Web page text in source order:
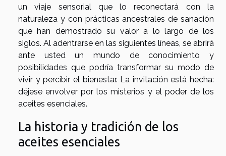
un viaje sensorial que lo reconectará con la
naturaleza y con prácticas ancestrales de sanación
que han demostrado su valor a lo largo de los
siglos. Al adentrarse en las siguientes líneas, se abrirá
ante usted un mundo de conocimiento y
posibilidades que podría transformar su modo de
vivir y percibir el bienestar. La invitación está hecha:
déjese envolver por los misterios y el poder de los
aceites esenciales.
La historia y tradición de los
aceites esenciales